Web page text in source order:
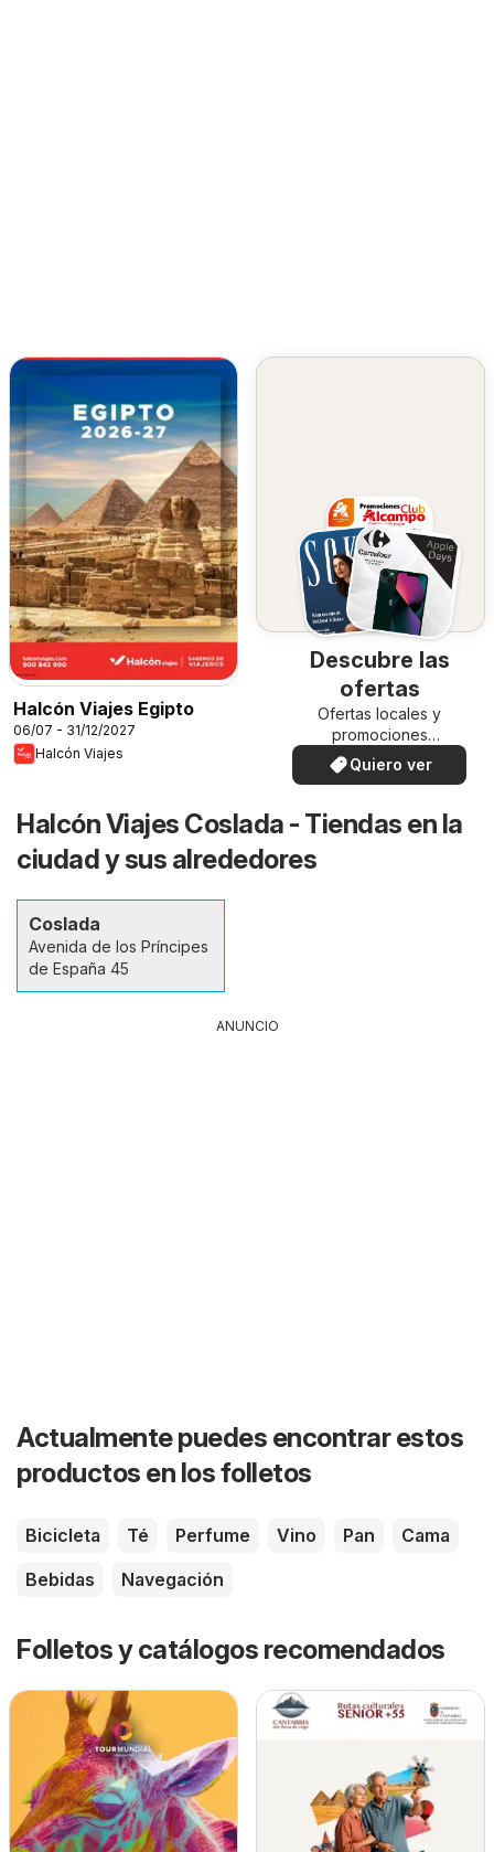
Halcón Viajes Egipto
06/07 - 31/12/2027
Halcón Viajes
Descubre las
ofertas
Ofertas locales y
promociones
especiales.
Quiero ver
Halcón Viajes Coslada - Tiendas en la
ciudad y sus alrededores
Coslada
Avenida de los Príncipes
de España 45
ANUNCIO
Actualmente puedes encontrar estos
productos en los folletos
Bicicleta Té Perfume Vino Pan
Cama
Bebidas
Navegación
Folletos y catálogos recomendados